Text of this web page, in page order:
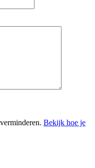
Bekijk hoe je